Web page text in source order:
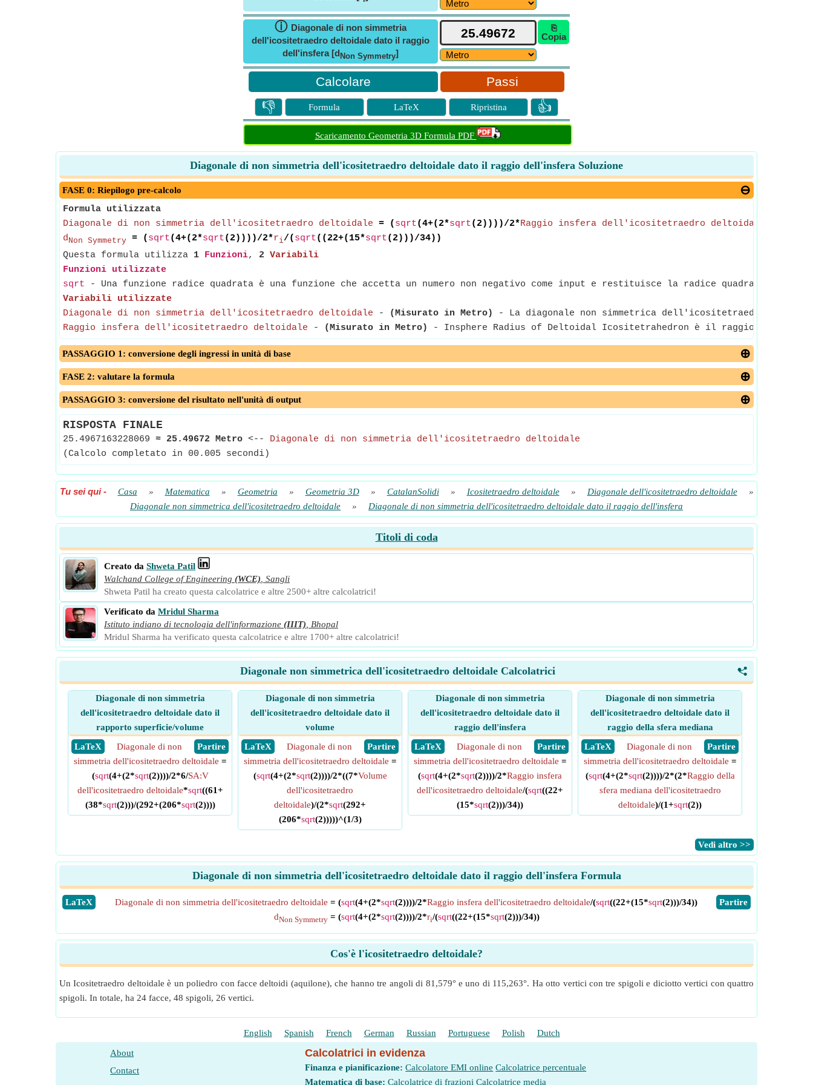
ⓘ Diagonale di non simmetria
dell'icositetraedro deltoidale dato il raggio
dell'insfera [d Non Symmetry]
⎘
Copia
Passi
👎 Formula LaTeX Ripristina 👍
Scaricamento Geometria 3D Formula PDF
Diagonale di non simmetria dell'icositetraedro deltoidale dato il raggio dell'insfera Soluzione
FASE 0: Riepilogo pre-calcolo
Formula utilizzata
Diagonale di non simmetria dell'icositetraedro deltoidale = ( sqrt(4+(2*sqrt(2))))/2*Raggio insfera dell'icositetraedro deltoidale
dNon Symmetry = ( sqrt(4+(2*sqrt(2))))/2*ri/( sqrt((22+(15*sqrt(2)))/34))
Questa formula utilizza 1 Funzioni, 2 Variabili
Funzioni utilizzate
sqrt - Una funzione radice quadrata è una funzione che accetta un numero non negativo come input e restituisce la radice quadrata del
Variabili utilizzate
Diagonale di non simmetria dell'icositetraedro deltoidale - (Misurato in Metro)
- La diagonale non simmetrica dell'icositetraedro
Raggio insfera dell'icositetraedro deltoidale - (Misurato in Metro) - Insphere Radius of Deltoidal Icositetrahedron è il raggio della
PASSAGGIO 1: conversione degli ingressi in unità di base
FASE 2: valutare la formula
PASSAGGIO 3: conversione del risultato nell'unità di output
RISPOSTA FINALE
25.4967163228069 ≈ 25.49672 Metro <-- Diagonale di non simmetria dell'icositetraedro deltoidale
(Calcolo completato in 00.005 secondi)
Tu sei qui- Casa » Matematica » Geometria » Geometria 3D » CatalanSolidi » Icositetraedro deltoidale » Diagonale dell'icositetraedro deltoidale
»
Diagonale non simmetrica dell'icositetraedro deltoidale
» Diagonale di non simmetria dell'icositetraedro deltoidale dato il raggio dell'insfera
Titoli di coda
Creato da Shweta Patil
Walchand College of Engineering (WCE) Sangli
Shweta Patil ha creato questa calcolatrice e altre 2500+ altre calcolatrici!
Verificato da Mridul Sharma
Istituto indiano di tecnologia dell'informazione (IIIT)
Bhopal
Mridul Sharma ha verificato questa calcolatrice e altre 1700+ altre calcolatrici!
<
Diagonale non simmetrica dell'icositetraedro deltoidale Calcolatrici
Diagonale di non simmetria
dell'icositetraedro deltoidale dato il
rapporto superficie/volume
​ LaTeX
​ Partire
Diagonale di non
simmetria dell'icositetraedro deltoidale =
(sqrt(4+(2*sqrt(2))))/2*6/SA:V
dell'icositetraedro deltoidale*sqrt((61+
(38*sqrt(2)))/(292+(206*sqrt(2))))
Diagonale di non simmetria
dell'icositetraedro deltoidale dato il
volume
​ LaTeX
​ Partire
Diagonale di non
simmetria dell'icositetraedro deltoidale =
(sqrt(4+(2*sqrt(2))))/2*((7*Volume
dell'icositetraedro
deltoidale)/(2*sqrt(292+
(206*sqrt(2)))))^(1/3)
Diagonale di non simmetria
dell'icositetraedro deltoidale dato il
raggio dell'insfera
​ LaTeX
​ Partire
Diagonale di non
simmetria dell'icositetraedro deltoidale =
(sqrt(4+(2*sqrt(2))))/2*Raggio insfera
dell'icositetraedro deltoidale/(sqrt((22+
(15*sqrt(2)))/34))
Diagonale di non simmetria
dell'icositetraedro deltoidale dato il
raggio della sfera mediana
​ LaTeX
​ Partire
Diagonale di non
simmetria dell'icositetraedro deltoidale =
(sqrt(4+(2*sqrt(2))))/2*(2*Raggio della
sfera mediana dell'icositetraedro
deltoidale)/(1+sqrt(2))
​Vedi altro >>
Diagonale di non simmetria dell'icositetraedro deltoidale dato il raggio dell'insfera Formula
​LaTeX ​Partire
Diagonale di non simmetria dell'icositetraedro deltoidale = (sqrt(4+(2*sqrt(2))))/2*Raggio insfera dell'icositetraedro deltoidale/(sqrt((22+(15*sqrt(2)))/34))
dNon Symmetry= (sqrt(4+(2*sqrt(2))))/2*ri/(sqrt((22+(15*sqrt(2)))/34))
Cos'è l'icositetraedro deltoidale?
Un Icositetraedro deltoidale è un poliedro con facce deltoidi (aquilone), che hanno tre angoli di 81,579° e uno di 115,263°. Ha otto vertici con tre spigoli e diciotto vertici con quattro
spigoli. In totale, ha 24 facce, 48 spigoli, 26 vertici.
English Spanish French German Russian Portuguese Polish Dutch
About
Contact
Calcolatrici in evidenza
Finanza e pianificazione: Calcolatore EMI online Calcolatrice percentuale
Matematica di base: Calcolatrice di frazioni Calcolatrice media